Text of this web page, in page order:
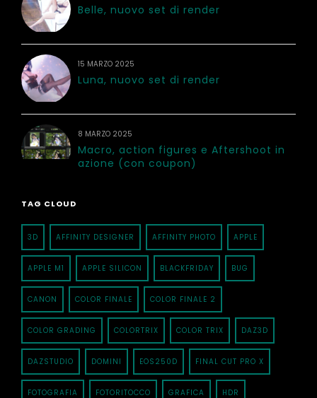
Belle, nuovo set di render
15 MARZO 2025
Luna, nuovo set di render
8 MARZO 2025
Macro, action figures e Aftershoot in
azione (con coupon)
TAG CLOUD
3D AFFINITY DESIGNER AFFINITY PHOTO APPLE
APPLE M1 APPLE SILICON BLACKFRIDAY BUG
CANON COLOR FINALE COLOR FINALE 2
COLOR GRADING COLORTRIX COLOR TRIX DAZ3D
DAZSTUDIO DOMINI EOS250D FINAL CUT PRO X
FOTOGRAFIA FOTORITOCCO GRAFICA HDR